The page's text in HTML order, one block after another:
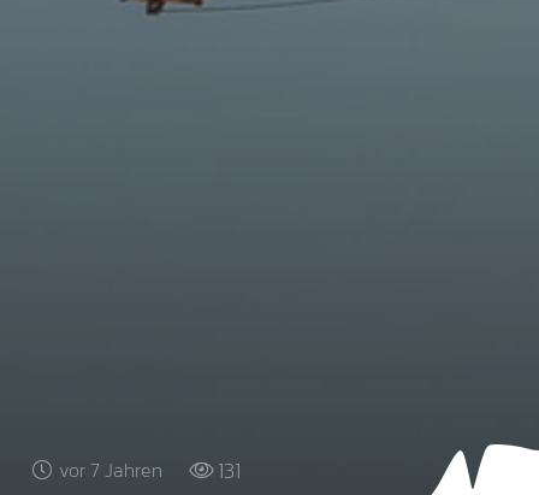
vor 7 Jahren 131